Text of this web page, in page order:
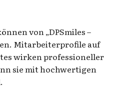
von „DPSmiles –
Mitarbeiterprofile auf
wirken professioneller
sie mit hochwertigen